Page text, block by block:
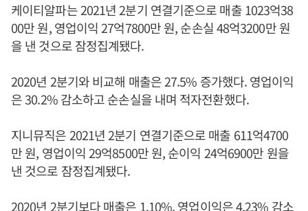
케이티알파는 2021년 2분기 연결기준으로 매출 1023억38
00만 원, 영업이익 27억7800만 원, 순손실 48억3200만 원
을 낸 것으로 잠정집계됐다.
2020년 2분기와 비교해 매출은 27.5% 증가했다. 영업이익
은 30.2% 감소하고 순손실을 내며 적자전환했다.
지니뮤직은 2021년 2분기 연결기준으로 매출 611억4700
만 원, 영업이익 29억8500만 원, 순이익 24억6900만 원을
낸 것으로 잠정집계됐다.
2020년 2분기보다 매출은 1.10%, 영업이익은 4.23% 감소